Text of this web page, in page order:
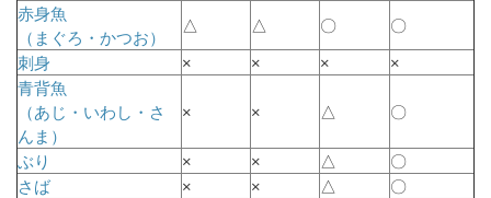
赤身魚
（まぐろ・かつお）
△ △ 〇
〇
刺身
× × ×
×
青背魚
（あじ・いわし・さ
んま）
× × △ 〇
ぶり × × △
〇
さば
× × △
〇